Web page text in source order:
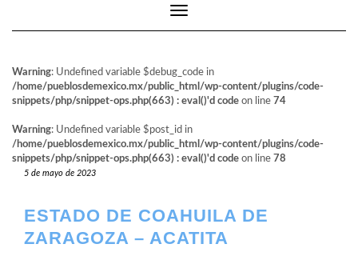
Cambiar modo de navegación
Warning: Undefined variable $debug_code in
/home/pueblosdemexico.mx/public_html/wp-content/plugins/code-
snippets/php/snippet-ops.php(663) : eval()'d code on line 74
Warning: Undefined variable $post_id in
/home/pueblosdemexico.mx/public_html/wp-content/plugins/code-
snippets/php/snippet-ops.php(663) : eval()'d code on line 78
5 de mayo de 2023
ESTADO DE COAHUILA DE
ZARAGOZA – ACATITA